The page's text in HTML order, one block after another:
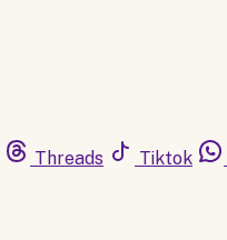
Threads Tiktok